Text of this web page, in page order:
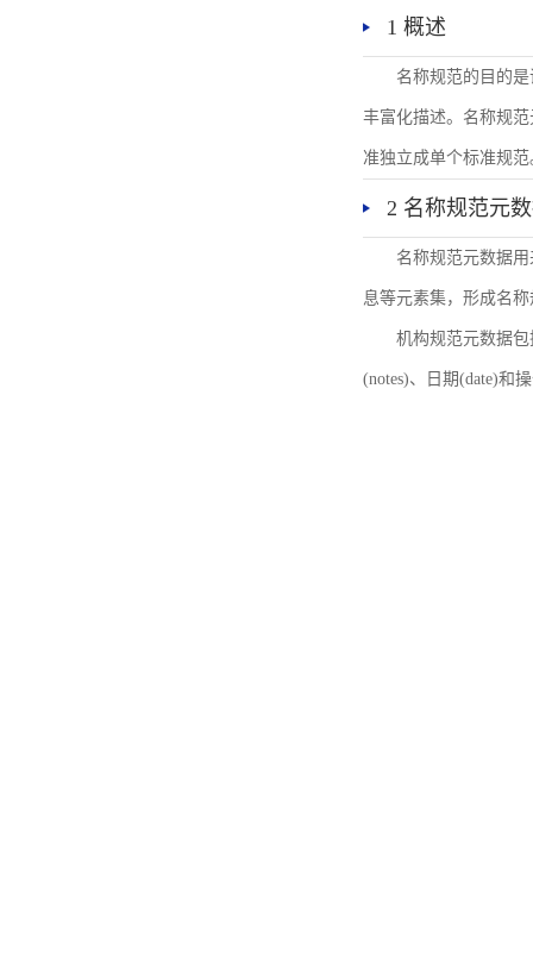
1 概述
名称规范的目的
丰富化描述。名称规
准独立成单个标准规范
2 名称规范元
名称规范元数据
息等元素集，形成名
机构规范元数据
(notes)、日期(date)和